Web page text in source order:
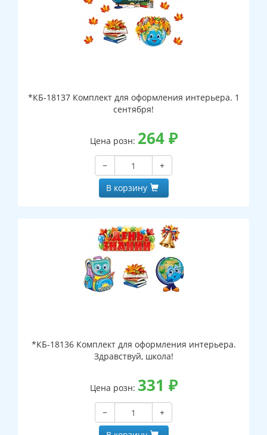
*КБ-18137 Комплект для оформления интерьера. 1
сентября!
Цена розн: 264₽
−
+
В корзину
*КБ-18136 Комплект для оформления интерьера.
Здравствуй, школа!
Цена розн: 331 ₽
−
+